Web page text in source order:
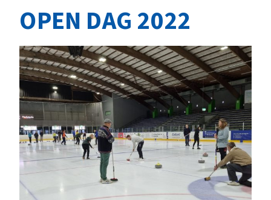
OPEN DAG 2022